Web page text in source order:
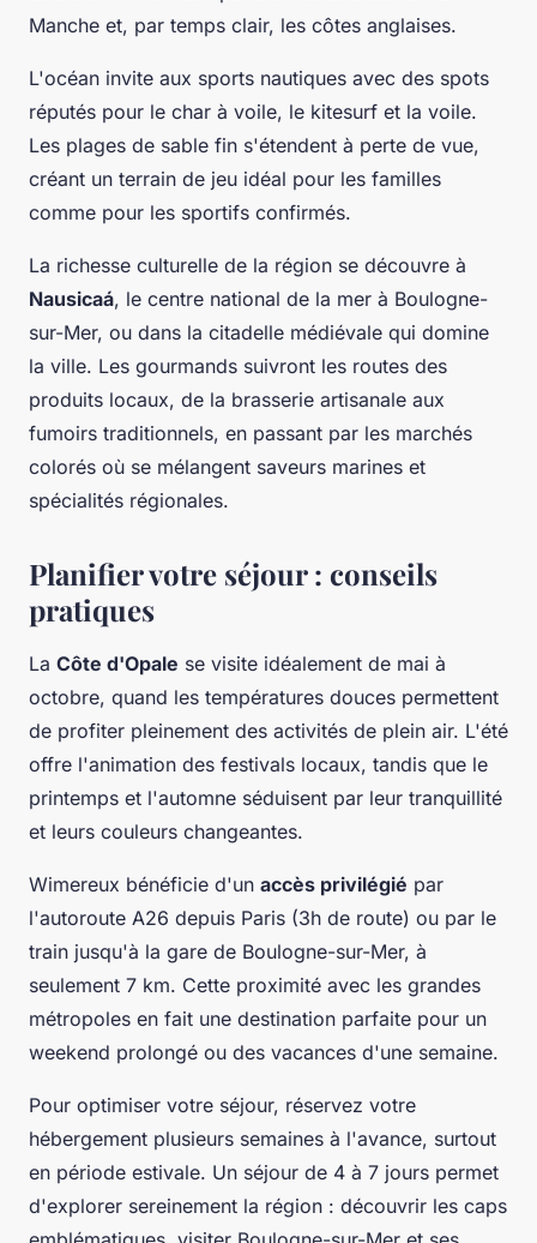
Manche et, par temps clair, les côtes anglaises.
L'océan invite aux sports nautiques avec des spots
réputés pour le char à voile, le kitesurf et la voile.
Les plages de sable fin s'étendent à perte de vue,
créant un terrain de jeu idéal pour les familles
comme pour les sportifs confirmés.
La richesse culturelle de la région se découvre à
Nausicaá, le centre national de la mer à Boulogne-
sur-Mer, ou dans la citadelle médiévale qui domine
la ville. Les gourmands suivront les routes des
produits locaux, de la brasserie artisanale aux
fumoirs traditionnels, en passant par les marchés
colorés où se mélangent saveurs marines et
spécialités régionales.
Planifier votre séjour : conseils
pratiques
La Côte d'Opale se visite idéalement de mai à
octobre, quand les températures douces permettent
de profiter pleinement des activités de plein air. L'été
offre l'animation des festivals locaux, tandis que le
printemps et l'automne séduisent par leur tranquillité
et leurs couleurs changeantes.
Wimereux bénéficie d'un accès privilégié par
l'autoroute A26 depuis Paris (3h de route) ou par le
train jusqu'à la gare de Boulogne-sur-Mer, à
seulement 7 km. Cette proximité avec les grandes
métropoles en fait une destination parfaite pour un
weekend prolongé ou des vacances d'une semaine.
Pour optimiser votre séjour, réservez votre
hébergement plusieurs semaines à l'avance, surtout
en période estivale. Un séjour de 4 à 7 jours permet
d'explorer sereinement la région : découvrir les caps